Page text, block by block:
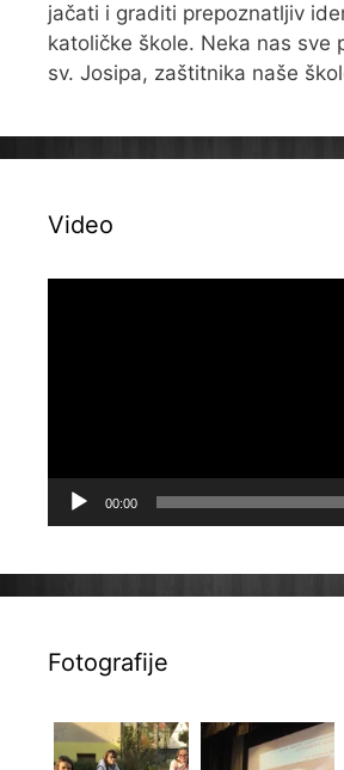
jačati i graditi prepoznatljiv
katoličke škole. Neka nas sve
sv. Josipa, zaštitnika naše
Video
00:00
Fotografije